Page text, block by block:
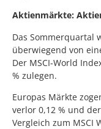
Aktienmärkte:
Das Sommerquartal
überwiegend von
Der MSCI-World
% zulegen.
Europas Märkte
verlor 0,12 % und
Vergleich zum MSCI